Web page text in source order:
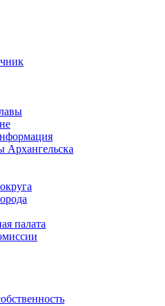
Архангельска
палата